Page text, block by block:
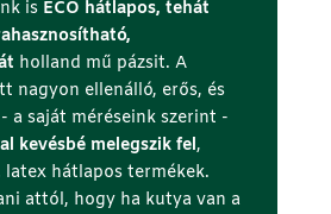
is ECO hátlapos, tehát
holland mű pázsit. A
nagyon ellenálló, erős, és
a saját méréseink szerint -
kevésbé melegszik fel,
latex hátlapos termékek.
attól, hogy ha kutya van a